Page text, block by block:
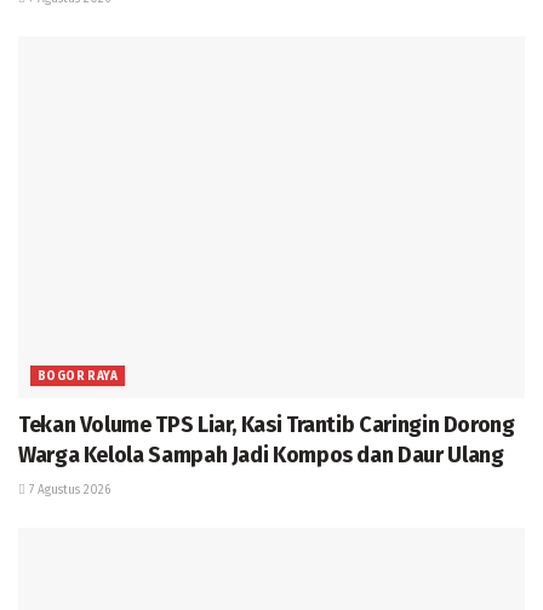
BOGOR RAYA
Tekan Volume TPS Liar, Kasi Trantib Caringin Dorong
Warga Kelola Sampah Jadi Kompos dan Daur Ulang
7 Agustus 2026